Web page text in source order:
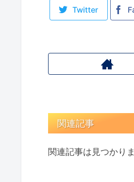
Twitter
関連記事
関連記事は見つかり